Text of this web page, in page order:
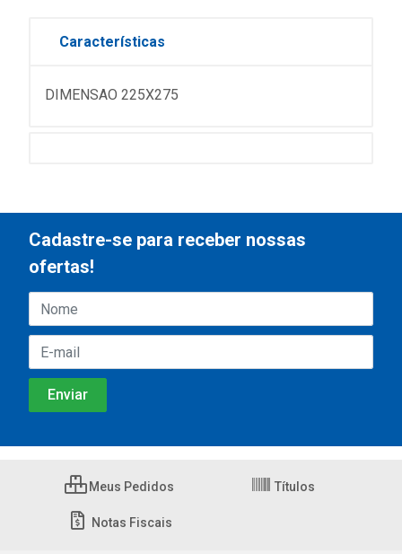
Características
DIMENSAO 225X275
Cadastre-se para receber nossas
ofertas!
Meus Pedidos Títulos
Notas Fiscais